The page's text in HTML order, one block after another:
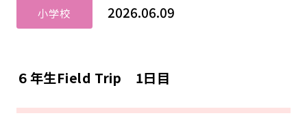
小学校 2026.06.09
６年生Field Trip 1日目